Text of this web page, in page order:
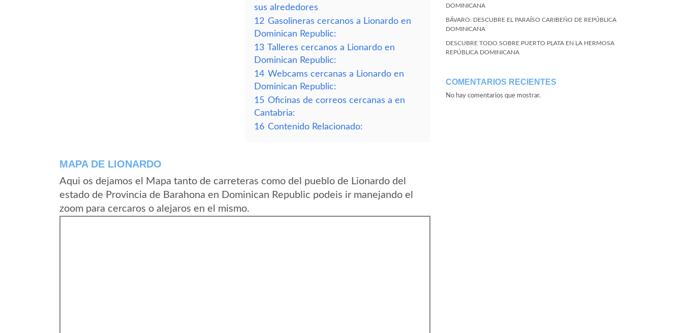
sus alrededores
12 Gasolineras cercanos a Lionardo en
Dominican Republic:
13 Talleres cercanos a Lionardo en
Dominican Republic:
14 Webcams cercanas a Lionardo en
Dominican Republic:
15 Oficinas de correos cercanas a en
Cantabria:
16 Contenido Relacionado:
MAPA DE LIONARDO
Aqui os dejamos el Mapa tanto de carreteras como del pueblo de Lionardo del
estado de Provincia de Barahona en Dominican Republic podeis ir manejando el
zoom para cercaros o alejaros en el mismo.
DOMINICANA
BÁVARO: DESCUBRE EL PARAÍSO CARIBEÑO DE REPÚBLICA
DOMINICANA
DESCUBRE TODO SOBRE PUERTO PLATA EN LA HERMOSA
REPÚBLICA DOMINICANA
COMENTARIOS RECIENTES
No hay comentarios que mostrar.